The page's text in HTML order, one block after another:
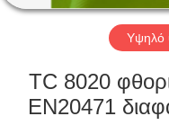
ΓΎΡΟΣ
ΠΟΙΟΤΙΚΌΣ
Υψηλό
TC 8020
EN20471